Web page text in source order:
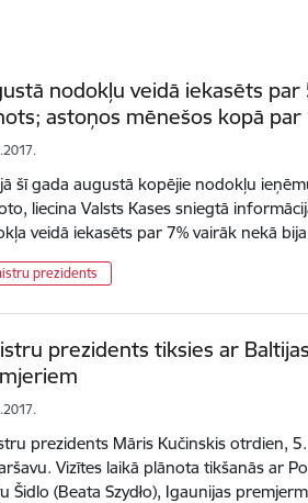
nodokļu veidā iekasēts par
astoņos mēnešos kopā par
šī gada augustā kopējie nodokļu
liecina Valsts Kases sniegtā
veidā iekasēts par 7% vairāk nekā
prezidents
prezidents tiksies ar
prezidents Māris Kučinskis otrdien,
Vizītes laikā plānota tikšanās ar
Šidlo (Beata Szydło), Igaunijas